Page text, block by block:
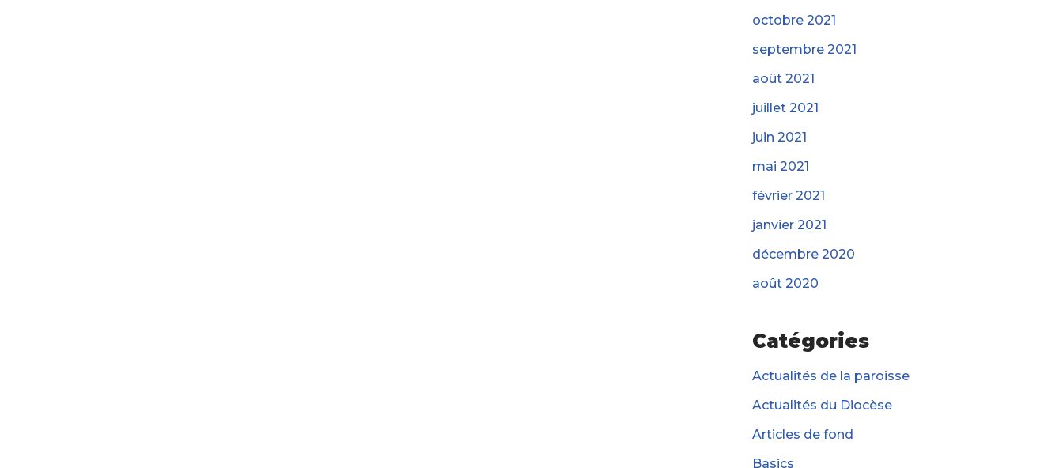
octobre 2021
septembre 2021
août 2021
juillet 2021
juin 2021
mai 2021
février 2021
janvier 2021
décembre 2020
août 2020
Catégories
Actualités de la paroisse
Actualités du Diocèse
Articles de fond
Basics